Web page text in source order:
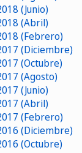
(Junio)
(Abril)
(Febrero)
(Diciembre)
(Octubre)
(Agosto)
(Junio)
(Abril)
(Febrero)
(Diciembre)
(Octubre)